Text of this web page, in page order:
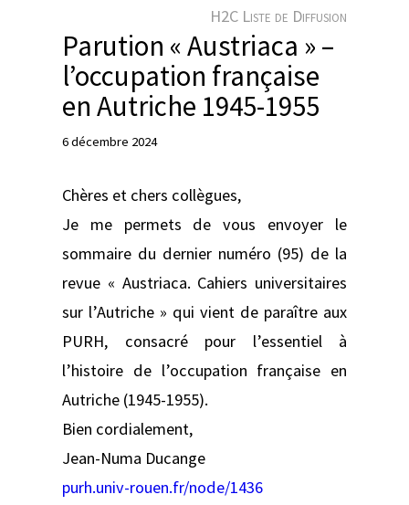
H2C Liste de Diffusion
Parution « Austriaca » –
l’occupation française
en Autriche 1945-1955
6 décembre 2024
Chères et chers collègues,
Je me permets de vous envoyer le
sommaire du dernier numéro (95) de la
revue « Austriaca. Cahiers universitaires
sur l’Autriche » qui vient de paraître aux
PURH, consacré pour l’essentiel à
l’histoire de l’occupation française en
Autriche (1945-1955).
Bien cordialement,
Jean-Numa Ducange
purh.univ-rouen.fr/node/1436